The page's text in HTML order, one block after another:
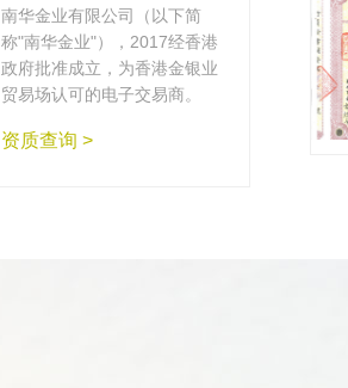
南华金业有限公司（以下简
称"南华金业"），2017经香港
政府批准成立，为香港金银业
贸易场认可的电子交易商。
资质查询 >